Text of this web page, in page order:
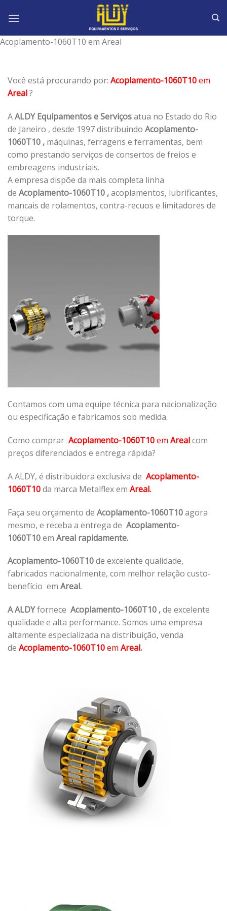
Acoplamento-1060T10 em Areal
Você está procurando por: Acoplamento-1060T10em
Areal?
AALDY Equipamentos e Serviçosatua no Estado do Rio
de Janeiro , desde 1997 distribuindo Acoplamento-
1060T10 , máquinas, ferragens e ferramentas, bem
como prestando serviços de consertos de freios e
embreagens industriais.
A empresa dispõe da mais completa linha
de Acoplamento-1060T10 ,acoplamentos, lubrificantes,
mancais de rolamentos, contra-recuos e limitadores de
torque.
Contamos com uma equipe técnica para nacionalização
ou especificação e fabricamos sob medida.
Como comprar Acoplamento-1060T10em Arealcom
preços diferenciados e entrega rápida?
A ALDY, é distribuidora exclusiva de Acoplamento-
1060T10da marca Metalflex em Areal.
Faça seu orçamento de Acoplamento-1060T10agora
mesmo, e receba a entrega de Acoplamento-
1060T10em Areal rapidamente.
Acoplamento-1060T10de excelente qualidade,
fabricados nacionalmente, com melhor relação custo-
benefício em Areal.
A ALDYfornece Acoplamento-1060T10 ,de excelente
qualidade e alta performance. Somos uma empresa
altamente especializada na distribuição, venda
de Acoplamento-1060T10em Areal.